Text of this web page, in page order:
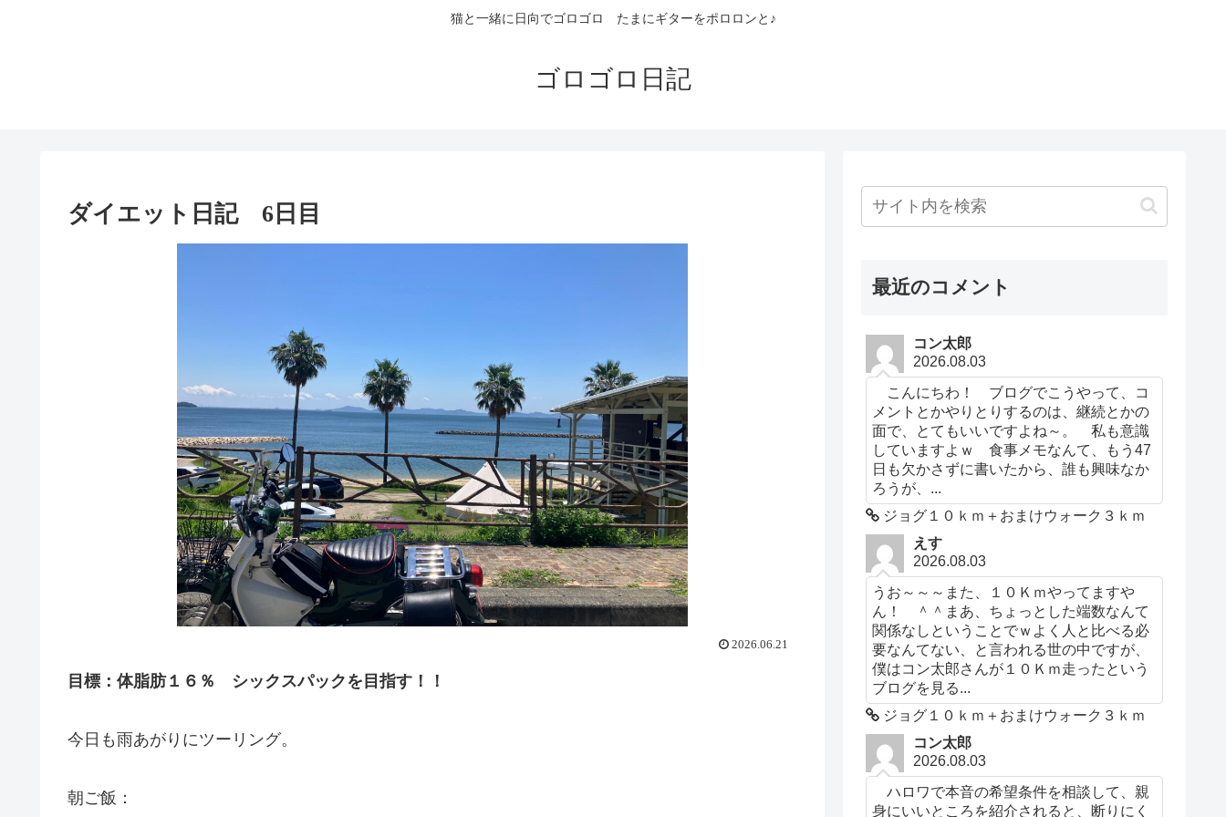
猫と一緒に日向でゴロゴロ たまにギターをポロロンと♪
ゴロゴロ日記
ダイエット日記 6日目
2026.06.21
目標：体脂肪１６％ シックスパックを目指す！！
今日も雨あがりにツーリング。
朝ご飯：
最近のコメント
コン太郎
2026.08.03
こんにちわ！ ブログでこうやって、コ
メントとかやりとりするのは、継続とかの
面で、とてもいいですよね～。 私も意識
していますよｗ 食事メモなんて、もう47
日も欠かさずに書いたから、誰も興味なか
ろうが、...
ジョグ１０ｋｍ＋おまけウォーク３ｋｍ
えす
2026.08.03
うお～～～また、１０Ｋｍやってますや
ん！ ＾＾まあ、ちょっとした端数なんて
関係なしということでｗよく人と比べる必
要なんてない、と言われる世の中ですが、
僕はコン太郎さんが１０Ｋｍ走ったという
ブログを見る...
ジョグ１０ｋｍ＋おまけウォーク３ｋｍ
コン太郎
2026.08.03
ハロワで本音の希望条件を相談して、親
身にいいところを紹介されると、断りにく